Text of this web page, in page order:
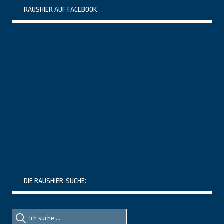
RAUSHIER AUF FACEBOOK
DIE RAUSHIER-SUCHE:
Suche
nach::
Suche
nach: